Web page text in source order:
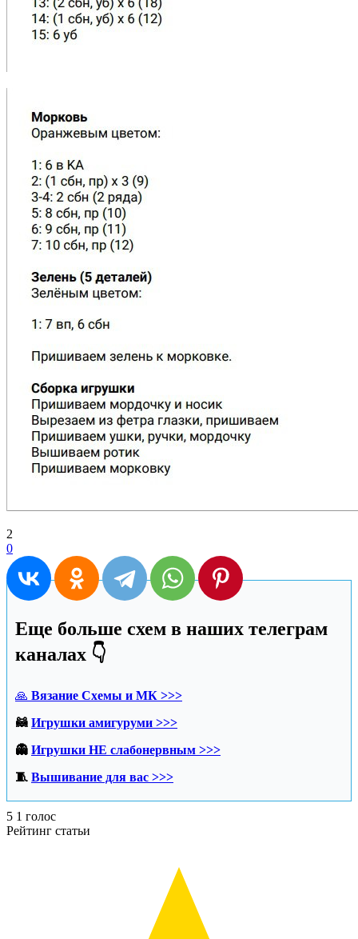
2
0
Еще больше схем в наших телеграм
каналах 👇
🙏 Вязание Схемы и МК >>>
🦝 Игрушки амигуруми >>>
👻 Игрушки НЕ слабонервным >>>
🧵 Вышивание для вас >>>
5 1 голос
Рейтинг статьи